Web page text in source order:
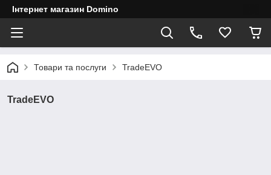
Інтернет магазин Domino
Товари та послуги TradeEVO
TradeEVO